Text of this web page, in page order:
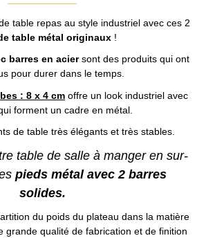
table repas au style industriel avec ces 2
table métal originaux!
barres en aciersont des produits qui ont
pour durer dans le temps.
: 8 x 4 cm offre un look industriel avec
forment un cadre en métal.
de table très élégants et très stables.
table de salle à manger en sur-
pieds métal avec 2 barres
solides.
du poids du plateau dans la matière
grande qualité de fabrication et de finition